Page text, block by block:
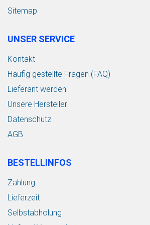
Sitemap
UNSER SERVICE
Kontakt
Häufig gestellte Fragen (FAQ)
Lieferant werden
Unsere Hersteller
Datenschutz
AGB
BESTELLINFOS
Zahlung
Lieferzeit
Selbstabholung